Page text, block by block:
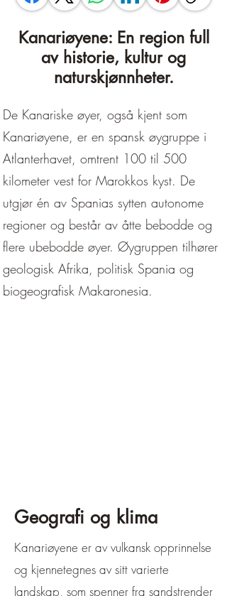
Kanariøyene: En region full
av historie, kultur og
naturskjønnheter.
De Kanariske øyer, også kjent som
Kanariøyene, er en spansk øygruppe i
Atlanterhavet, omtrent 100 til 500
kilometer vest for Marokkos kyst. De
utgjør én av Spanias sytten autonome
regioner og består av åtte bebodde og
flere ubebodde øyer. Øygruppen tilhører
geologisk Afrika, politisk Spania og
biogeografisk Makaronesia.
Geografi og klima
Kanariøyene er av vulkansk opprinnelse
og kjennetegnes av sitt varierte
landskap, som spenner fra sandstrender